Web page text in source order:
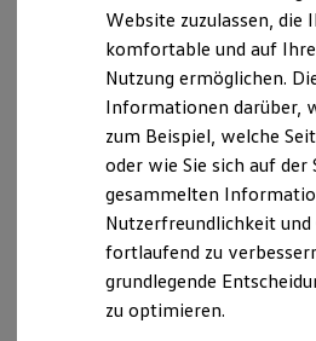
Gebrauchtwagen
ProfiPartner für
Zertifizierte
Finanzierung
Für Privatkunden
Für Gewerbekunden
Leasing
Für Privatkunden
Für Gewerbekunden
Versicherungen &
Garantien
Kfz-Versicherung
Wartungsverträge
Besitzer & Service
Verantwortlich für die Inhalte auf dieser
Autohandelsgesellschaft mbH (
Sigmaringer Straße 48 -
Ebingen
Montag-Freitag
Samstag
Website zuzulassen, die
komfortable und auf
Nutzung ermöglichen.
Informationen darüber,
zum Beispiel, welche
oder wie Sie sich auf der
gesammelten
Nutzerfreundlichkeit
fortlaufend zu
grundlegende
zu optimieren.